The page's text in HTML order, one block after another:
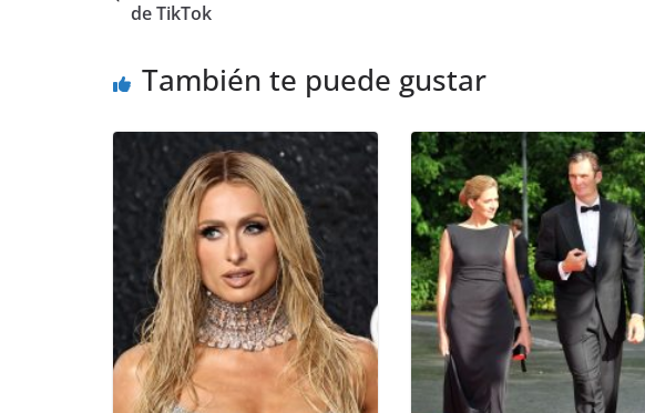
de TikTok
También te puede gustar